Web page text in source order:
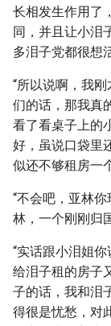
长相发生作用了
同，并且让小泪
多泪子党都很想
“所以说啊，我
们的话，那我真
看了看桌子上的
好，虽说口袋里
似还不够租房一
“不会吧，亚林
林，一个刚刚归
“实话跟小泪姐
给泪子租的房子
子的话，我和泪
得很是忧愁，对